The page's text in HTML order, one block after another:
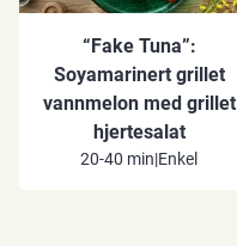
“Fake Tuna”:
Soyamarinert grillet
vannmelon med grillet
hjertesalat
20-40 min|Enkel